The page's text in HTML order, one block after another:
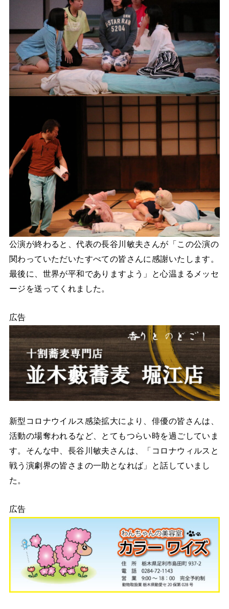
公演が終わると、代表の長谷川敏夫さんが「この公演の
関わっていただいたすべての皆さんに感謝いたします。
最後に、世界が平和でありますよう」と心温まるメッセ
ージを送ってくれました。
広告
新型コロナウイルス感染拡大により、俳優の皆さんは、
活動の場奪われるなど、とてもつらい時を過ごしていま
す。そんな中、長谷川敏夫さんは、「コロナウィルスと
戦う演劇界の皆さまの一助となれば」と話していまし
た。
広告